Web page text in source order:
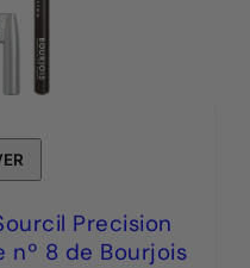
Precision
nº 8 de Bourjois